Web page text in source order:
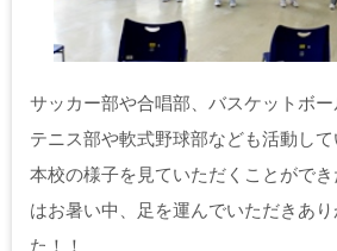
サッカー部や合唱部、バスケットボ
テニス部や軟式野球部なども活動して
本校の様子を見ていただくことがで
はお暑い中、足を運んでいただきあ
た！！